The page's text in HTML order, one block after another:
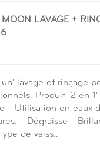
MOON LAVAGE +
lavage et rinçage
Produit '2 en
- Utilisation en eaux
- Dégraisse -
de vaiss…